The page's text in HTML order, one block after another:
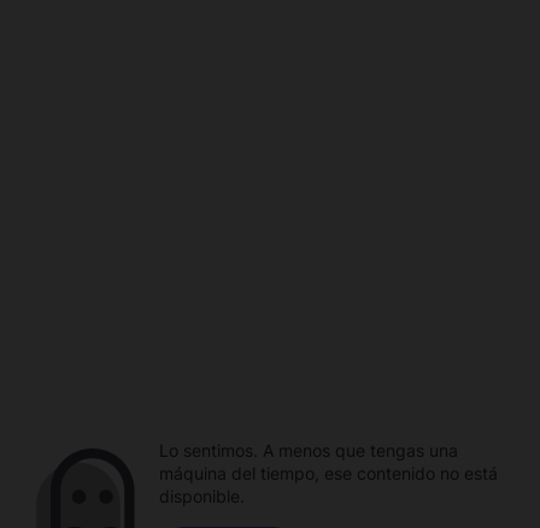
Lo sentimos. A menos que tengas una
máquina del tiempo, ese contenido no está
disponible.